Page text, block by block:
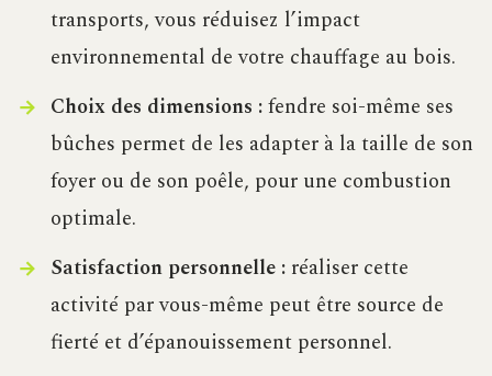
transports, vous réduisez l’impact
environnemental de votre chauffage au bois.
Choix des dimensions :fendre soi-même ses
bûches permet de les adapter à la taille de son
foyer ou de son poêle, pour une combustion
optimale.
Satisfaction personnelle :réaliser cette
activité par vous-même peut être source de
fierté et d’épanouissement personnel.